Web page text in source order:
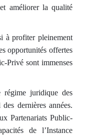
améliorer la qualité
à profiter pleinement
opportunités offertes
Privé sont immenses
régime juridique des
dernières années.
Partenariats Public-
de l’Instance